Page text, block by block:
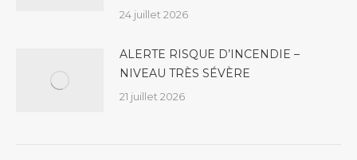
24 juillet 2026
ALERTE RISQUE D’INCENDIE –
NIVEAU TRÈS SÉVÈRE
21 juillet 2026